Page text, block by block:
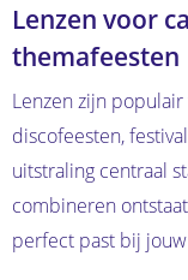
Lenzen voor
themafeesten
Lenzen zijn populair
discofeesten,
uitstraling centraal
combineren
perfect past bij